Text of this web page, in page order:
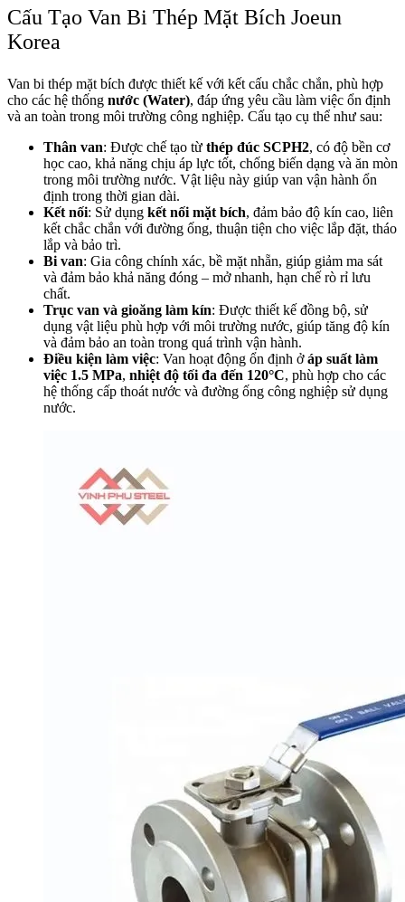
Cấu Tạo Van Bi Thép Mặt Bích Joeun
Korea
Van bi thép mặt bích được thiết kế với kết cấu chắc chắn, phù hợp
cho các hệ thống nước (Water), đáp ứng yêu cầu làm việc ổn định
và an toàn trong môi trường công nghiệp. Cấu tạo cụ thể như sau:
Thân van: Được chế tạo từ thép đúc SCPH2, có độ bền cơ
học cao, khả năng chịu áp lực tốt, chống biến dạng và ăn mòn
trong môi trường nước. Vật liệu này giúp van vận hành ổn
định trong thời gian dài.
Kết nối: Sử dụng kết nối mặt bích, đảm bảo độ kín cao, liên
kết chắc chắn với đường ống, thuận tiện cho việc lắp đặt, tháo
lắp và bảo trì.
Bi van: Gia công chính xác, bề mặt nhẵn, giúp giảm ma sát
và đảm bảo khả năng đóng – mở nhanh, hạn chế rò rỉ lưu
chất.
Trục van và gioăng làm kín: Được thiết kế đồng bộ, sử
dụng vật liệu phù hợp với môi trường nước, giúp tăng độ kín
và đảm bảo an toàn trong quá trình vận hành.
Điều kiện làm việc: Van hoạt động ổn định ởáp suất làm
việc 1.5 MPa, nhiệt độ tối đa đến 120°C, phù hợp cho các
hệ thống cấp thoát nước và đường ống công nghiệp sử dụng
nước.